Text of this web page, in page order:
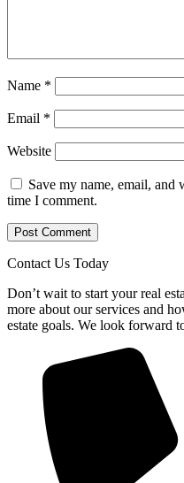
Name *
Email *
Website
Save my name, email, and
time I comment.
Contact Us Today
Don’t wait to start your real
more about our services and
estate goals. We look forward